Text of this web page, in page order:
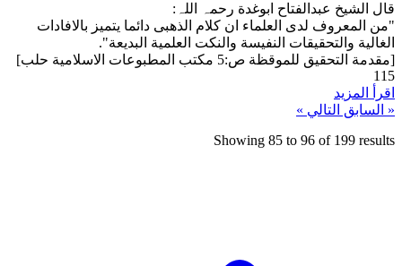
قال الشیخ عبدالفتاح ابوغدة رحمہ اللہ:
"من المعروف لدی العلماء ان کلام الذهبی دائما یتمیز بالافادات
الغالیة والتحقیقات النفیسة والنکت العلمیة البدیعة".
[مقدمة التحقیق للموقظة ص:5 مکتب المطبوعات الاسلامیة حلب]
115
اقرأ المزيد
« السابق التالي »
Showing 85 to 96 of 199 results